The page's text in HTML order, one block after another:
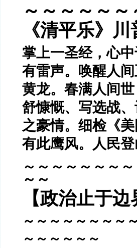
～～～～～
《清平乐》
掌上一圣经，心
有雷声。唤醒人
黄龙。春满人间
舒慷慨、写选战
之豪情。细检《
有此鹰风。人民
～～～～～～～
～～
【政治止于
～～～～～～～～
～～～～～～